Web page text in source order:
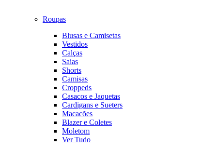
Roupas
Blusas e Camisetas
Vestidos
Calças
Saias
Shorts
Camisas
Croppeds
Casacos e Jaquetas
Cardigans e Sueters
Macacões
Blazer e Coletes
Moletom
Ver Tudo